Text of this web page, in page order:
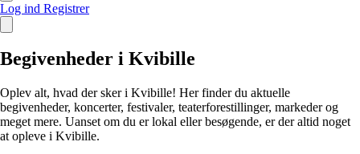
Log ind Registrer
Begivenheder i Kvibille
Oplev alt, hvad der sker i Kvibille! Her finder du aktuelle
begivenheder, koncerter, festivaler, teaterforestillinger, markeder og
meget mere. Uanset om du er lokal eller besøgende, er der altid noget
at opleve i Kvibille.